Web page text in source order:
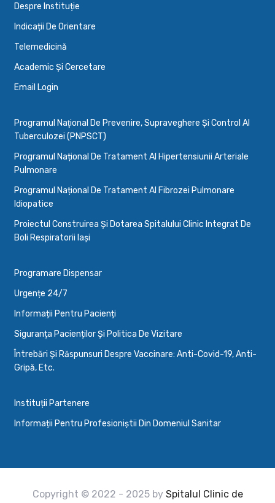
Despre Instituție
Indicații De Orientare
Telemedicină
Academic Și Cercetare
Email Login
Programul Naţional De Prevenire, Supraveghere Şi Control Al
Tuberculozei (PNPSCT)
Programul Național De Tratament Al Hipertensiunii Arteriale
Pulmonare
Programul Național De Tratament Al Fibrozei Pulmonare
Idiopatice
Proiectul Construirea Și Dotarea Spitalului Clinic Integrat De
Boli Respiratorii Iași
Programare Dispensar
Urgențe 24/7
Informații Pentru Pacienți
Siguranța Pacienților Și Politica De Vizitare
Întrebări Și Răspunsuri Despre Vaccinare: Anti-Covid-19, Anti-
Gripă, Etc.
Instituții Partenere
Informații Pentru Profesioniștii Din Domeniul Sanitar
Copyright © 2022 - 2025 by Spitalul Clinic de